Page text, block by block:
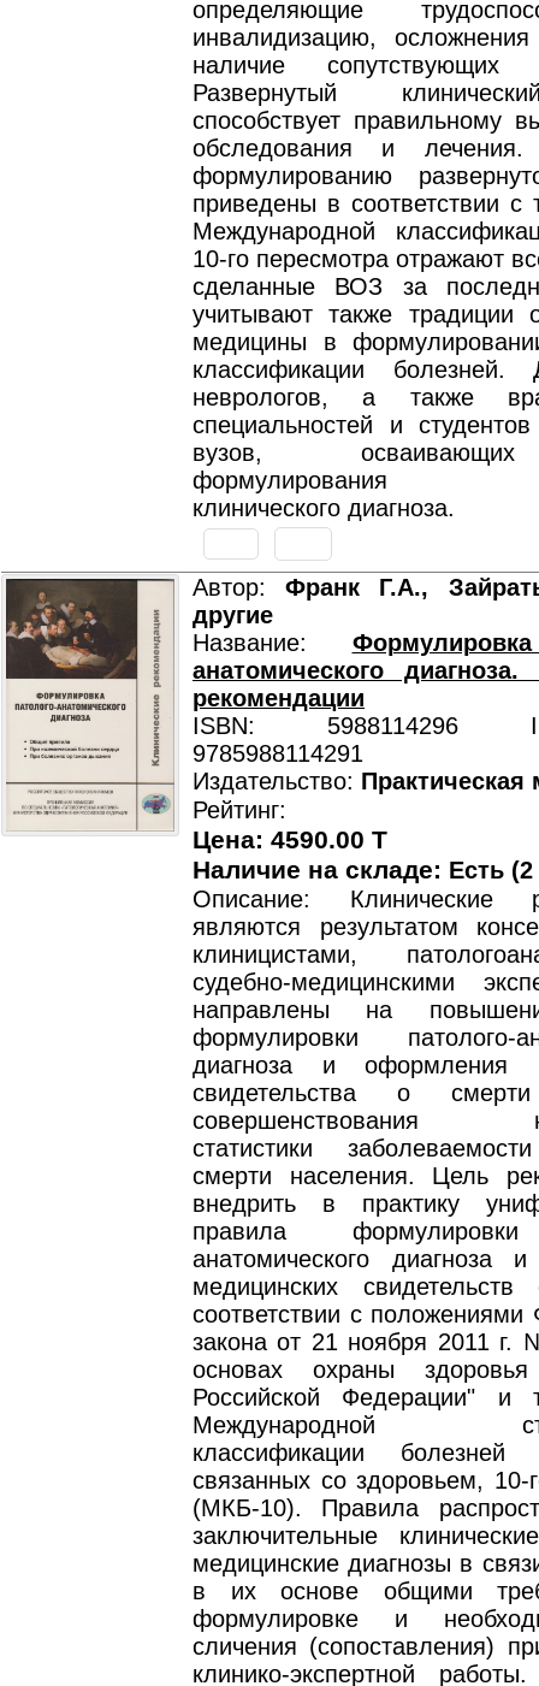
определяющие
инвалидизацию,
наличие сопутствующих
Развернутый
способствует правильному
обследования и
формулированию
приведены в соответствии с
Международной
10-го пересмотра отражают
сделанные ВОЗ за
учитывают также традиции
медицины в
классификации болезней.
неврологов, а также
специальностей и
вузов,
формулирования
клинического диагноза.
Автор:Франк Г.А.,
другие
Название:
анатомического диагноза.
рекомендации
ISBN: 5988114296
9785988114291
Издательство: Практическая
Рейтинг:
Цена: 4590.00 T
Наличие на складе: Есть
Описание: Клинические
являются результатом
клиницистами,
судебно-медицинскими
направлены на
формулировки патолого-
диагноза и оформления
свидетельства о
совершенствования
статистики
смерти населения. Цель
внедрить в практику
правила
анатомического диагноза
медицинских
соответствии с положениями
закона от 21 ноября 2011
основах охраны
Российской Федерации" и
Международной
классификации
связанных со здоровьем, 10-
(МКБ-10). Правила
заключительные
медицинские диагнозы в
в их основе общими
формулировке и
сличения (сопоставления)
клинико-экспертной